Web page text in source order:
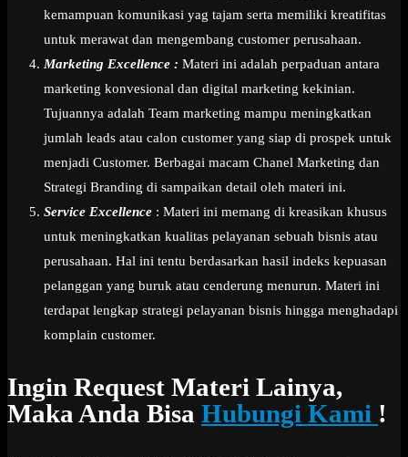
kemampuan komunikasi yag tajam serta memiliki kreatifitas
untuk merawat dan mengembang customer perusahaan.
Marketing Excellence : Materi ini adalah perpaduan antara
marketing konvesional dan digital marketing kekinian.
Tujuannya adalah Team marketing mampu meningkatkan
jumlah leads atau calon customer yang siap di prospek untuk
menjadi Customer. Berbagai macam Chanel Marketing dan
Strategi Branding di sampaikan detail oleh materi ini.
Service Excellence : Materi ini memang di kreasikan khusus
untuk meningkatkan kualitas pelayanan sebuah bisnis atau
perusahaan. Hal ini tentu berdasarkan hasil indeks kepuasan
pelanggan yang buruk atau cenderung menurun. Materi ini
terdapat lengkap strategi pelayanan bisnis hingga menghadapi
komplain customer.
Ingin Request Materi Lainya,
Maka Anda Bisa Hubungi Kami !